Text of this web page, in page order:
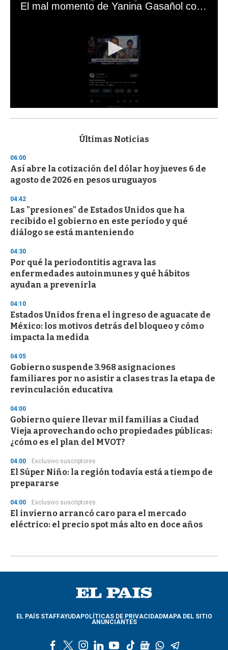
El mal momento de Yanina Gasañol con un hincha argentino en "Subrayado"
s
d
s
o
f
3
s
c
o
d
s
Últimas Noticias
06:00
Así abre la cotización del dólar hoy jueves 6 de
agosto de 2026 en pesos uruguayos
04:42
Las "presiones" de Estados Unidos que ha
recibido el gobierno en este período y qué
diálogo se está manteniendo
04:30
Por qué la periodontitis agrava las
enfermedades autoinmunes y qué hábitos
ayudan a prevenirla
04:10
Estados Unidos frena el ingreso de aguacate de
México: los motivos detrás del bloqueo y cómo
impacta la medida
04:05
Gobierno suspende 3.968 asignaciones
familiares por no asistir a clases tras la etapa de
revinculación educativa
04:00
Gobierno quiere llevar mil familias a Ciudad
Vieja aprovechando ocho propiedades públicas:
¿cómo es el plan del MVOT?
04:00 Exclusivo suscriptores
El Súper Niño: la región todavía está a tiempo de
prepararse
04:00 Exclusivo suscriptores
El invierno arrancó caro para el mercado
eléctrico: el precio spot más alto en doce años
EL PAÍS STAFFAYUDAPOLÍTICAS DE PRIVACIDADMAPA DEL SITIO
ANUNCIANTES
l
y
t
g
w